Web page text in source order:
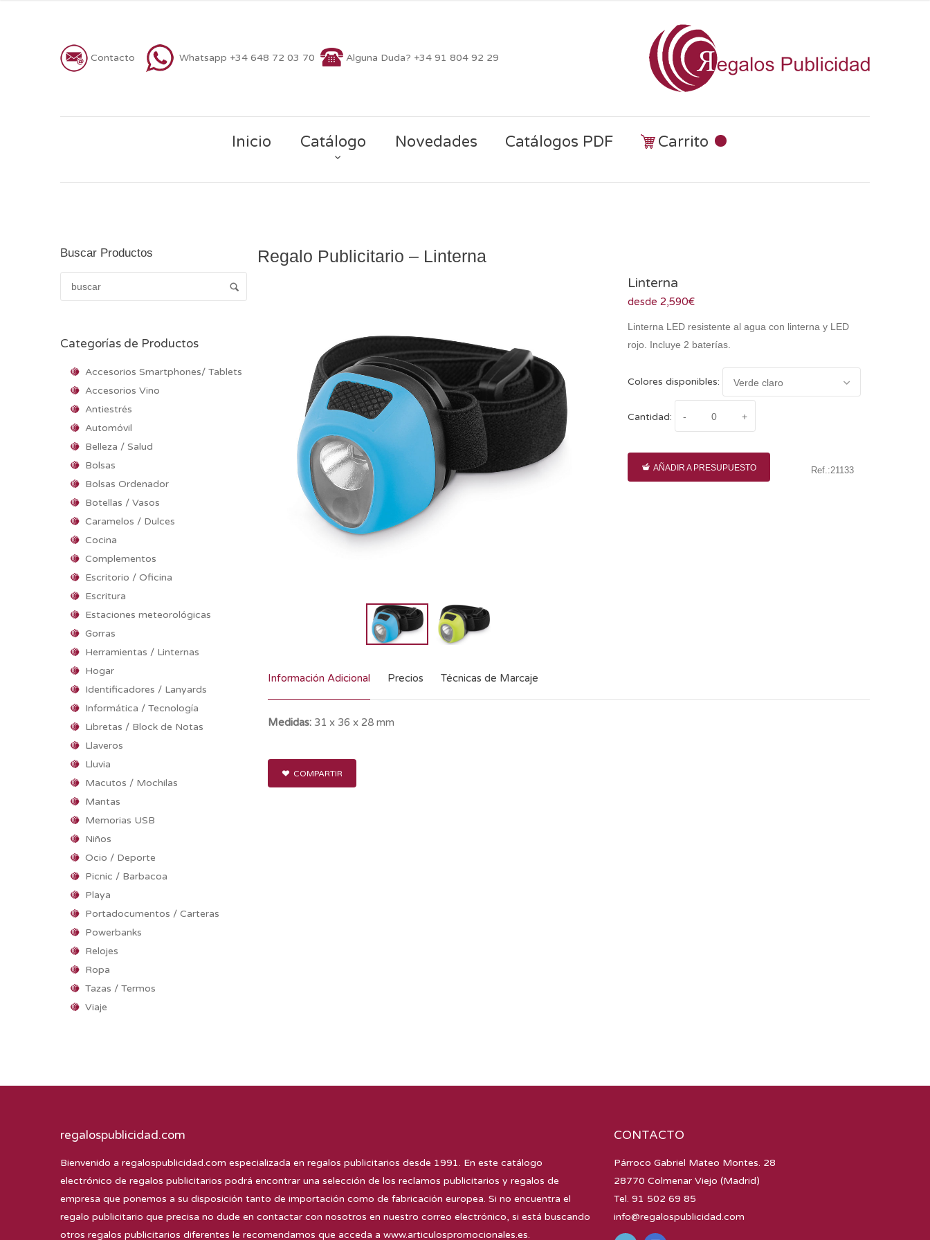
Contacto Whatsapp +34 648 72 03 70 Alguna Duda? +34 91 804 92 29
Inicio Catálogo Novedades Catálogos PDF Carrito
Buscar Productos
Categorías de Productos
Accesorios Smartphones/ Tablets
Accesorios Vino
Antiestrés
Automóvil
Belleza / Salud
Bolsas
Bolsas Ordenador
Botellas / Vasos
Caramelos / Dulces
Cocina
Complementos
Escritorio / Oficina
Escritura
Estaciones meteorológicas
Gorras
Herramientas / Linternas
Hogar
Identificadores / Lanyards
Informática / Tecnología
Libretas / Block de Notas
Llaveros
Lluvia
Macutos / Mochilas
Mantas
Memorias USB
Niños
Ocio / Deporte
Picnic / Barbacoa
Playa
Portadocumentos / Carteras
Powerbanks
Relojes
Ropa
Tazas / Termos
Viaje
Regalo Publicitario – Linterna
Linterna
desde 2,590€
Linterna LED resistente al agua con linterna y LED
rojo. Incluye 2 baterías.
Colores disponibles:
Cantidad:
AÑADIR A PRESUPUESTO Ref.:21133
Información Adicional Precios Técnicas de Marcaje
Medidas: 31 x 36 x 28 mm
COMPARTIR
regalospublicidad.com
Bienvenido a regalospublicidad.com especializada en regalos publicitarios desde 1991. En este catálogo
electrónico de regalos publicitarios podrá encontrar una selección de los reclamos publicitarios y regalos de
empresa que ponemos a su disposición tanto de importación como de fabricación europea. Si no encuentra el
regalo publicitario que precisa no dude en contactar con nosotros en nuestro correo electrónico, si está buscando
otros regalos publicitarios diferentes le recomendamos que acceda a www.articulospromocionales.es.
CONTACTO
Párroco Gabriel Mateo Montes. 28
28770 Colmenar Viejo (Madrid)
Tel. 91 502 69 85
info@regalospublicidad.com